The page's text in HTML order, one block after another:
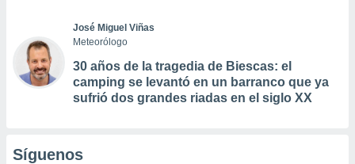
José Miguel Viñas
Meteorólogo
30 años de la tragedia de Biescas: el
camping se levantó en un barranco que ya
sufrió dos grandes riadas en el siglo XX
Síguenos